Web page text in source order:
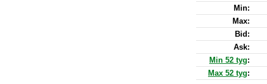
Min:
Max:
Bid:
Ask:
Min 52 tyg:
Max 52 tyg: